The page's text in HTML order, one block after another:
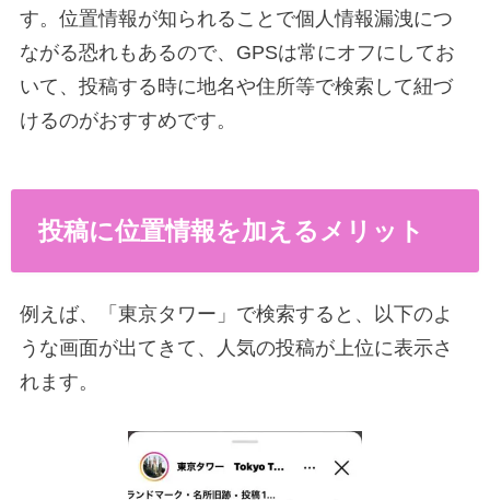
す。位置情報が知られることで個人情報漏洩につ
ながる恐れもあるので、GPSは常にオフにしてお
いて、投稿する時に地名や住所等で検索して紐づ
けるのがおすすめです。
投稿に位置情報を加えるメリット
例えば、「東京タワー」で検索すると、以下のよ
うな画面が出てきて、人気の投稿が上位に表示さ
れます。